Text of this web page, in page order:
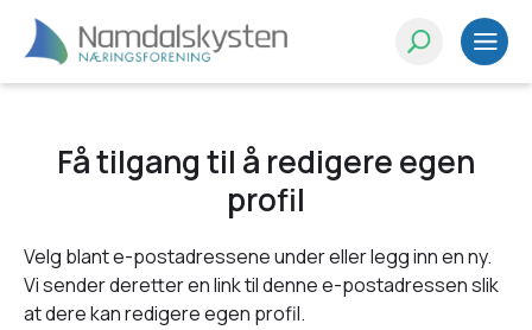
Få tilgang til å redigere egen
profil
Velg blant e-postadressene under eller legg inn en ny.
Vi sender deretter en link til denne e-postadressen slik
at dere kan redigere egen profil.